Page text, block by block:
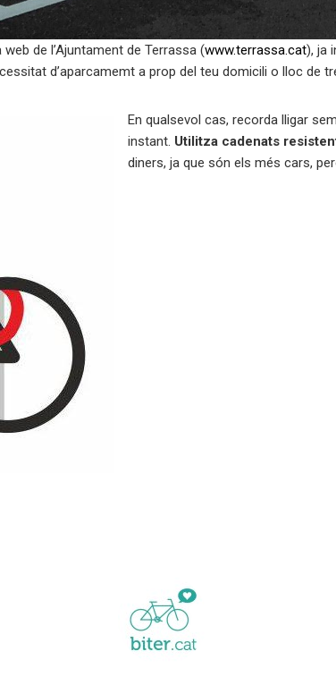
de l’Ajuntament de Terrassa (www.terrassa.cat), ja
d’aparcamemt a prop del teu domicili o lloc de
En qualsevol cas, recorda lligar
instant. Utilitza cadenats
diners, ja que són els més cars,